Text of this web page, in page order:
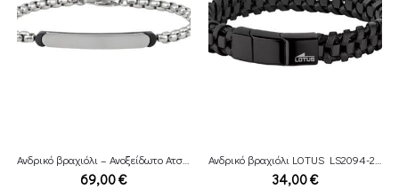
69,00€ 34,00€